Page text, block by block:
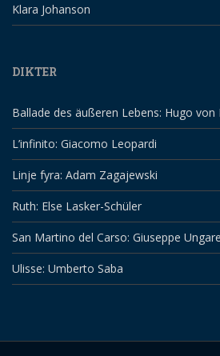
Klara Johanson
DIKTER
Ballade des äußeren Lebens: Hugo
L’infinito: Giacomo Leopardi
Linje fyra: Adam Zagajewski
Ruth: Else Lasker-Schüler
San Martino del Carso: Giuseppe
Ulisse: Umberto Saba